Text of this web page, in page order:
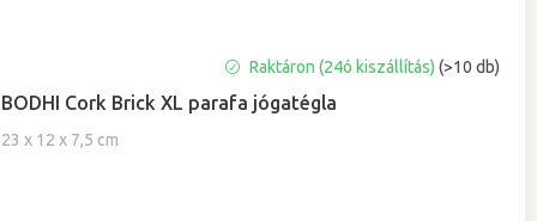
BODHI Cork Brick XL parafa jógatégla
23 x 12 x 7,5 cm
átlagos
értékelése
Raktáron (24ó kiszállítás)(>10 db)